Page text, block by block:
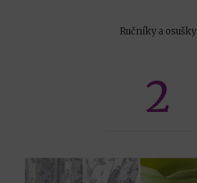
Ručníky a osušky
2